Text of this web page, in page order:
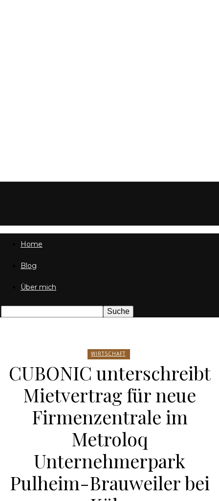
Friedrich
Weik
Home
Blog
Über mich
WIRTSCHAFT
CUBONIC unterschreibt
Mietvertrag für neue
Firmenzentrale im
Metroloq
Unternehmerpark
Pulheim-Brauweiler bei